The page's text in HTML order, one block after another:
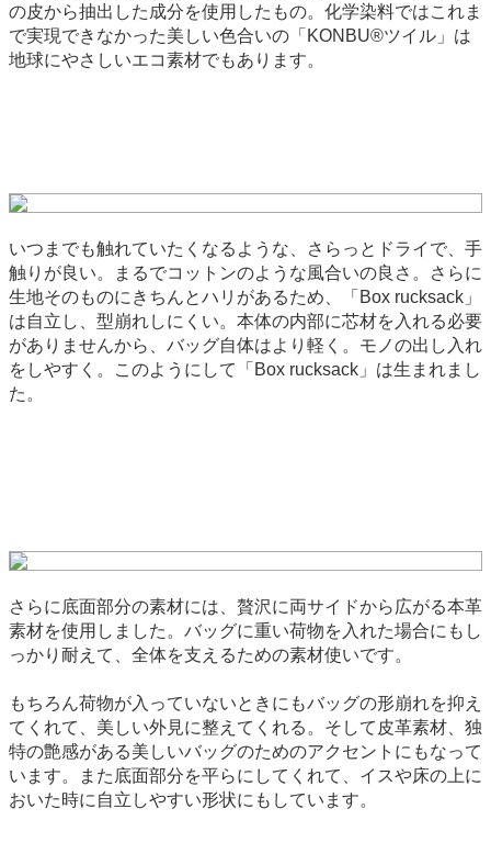
の皮から抽出した成分を使用したもの。化学染料ではこれま
で実現できなかった美しい色合いの「KONBU®ツイル」は
地球にやさしいエコ素材でもあります。
いつまでも触れていたくなるような、さらっとドライで、手
触りが良い。まるでコットンのような風合いの良さ。さらに
生地そのものにきちんとハリがあるため、「Box rucksack」
は自立し、型崩れしにくい。本体の内部に芯材を入れる必要
がありませんから、バッグ自体はより軽く。モノの出し入れ
をしやすく。このようにして「Box rucksack」は生まれまし
た。
さらに底面部分の素材には、贅沢に両サイドから広がる本革
素材を使用しました。バッグに重い荷物を入れた場合にもし
っかり耐えて、全体を支えるための素材使いです。
もちろん荷物が入っていないときにもバッグの形崩れを抑え
てくれて、美しい外見に整えてくれる。そして皮革素材、独
特の艶感がある美しいバッグのためのアクセントにもなって
います。また底面部分を平らにしてくれて、イスや床の上に
おいた時に自立しやすい形状にもしています。